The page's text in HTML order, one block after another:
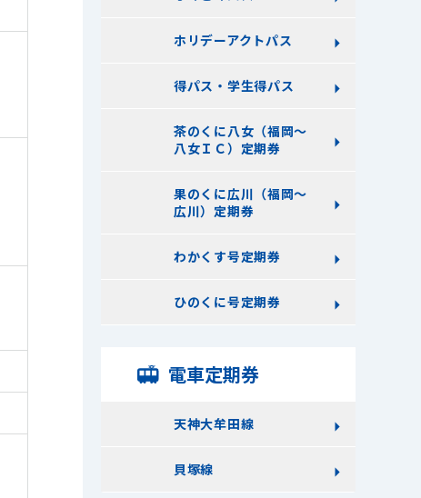
ホリデーアクトパス
得パス・学生得パス
茶のくに八女（福岡～
八女ＩＣ）定期券
果のくに広川（福岡～
広川）定期券
わかくす号定期券
ひのくに号定期券
電車定期券
天神大牟田線
貝塚線